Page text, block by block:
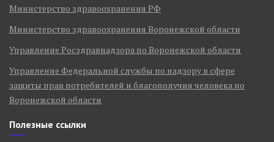
Министерство здравоохранения РФ
Министерство здравоохранения Воронежской области
Управление Росздравнадзора по Воронежской области
Управление Федеральной службы по надзору в сфере
защиты прав потребителей и благополучия человека по
Воронежской области
Полезные ссылки